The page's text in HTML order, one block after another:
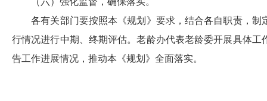
各有关部门要按照本《规划》要求，结合各自职责，
行情况进行中期、终期评估。老龄办代表老龄委开展具体
告工作进展情况，推动本《规划》全面落实。